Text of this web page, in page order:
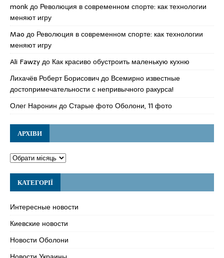
monkдо Революция в современном спорте: как технологии
меняют игру
Mao до Революция в современном спорте: как технологии
меняют игру
Ali Fawzyдо Как красиво обустроить маленькую кухню
Лихачёв Роберт Борисовичдо Всемирно известные
достопримечательности с непривычного ракурса!
Олег Наронин доСтарые фото Оболони, 11 фото
АРХІВИ
КАТЕГОРІЇ
Интересные новости
Киевские новости
Новости Оболони